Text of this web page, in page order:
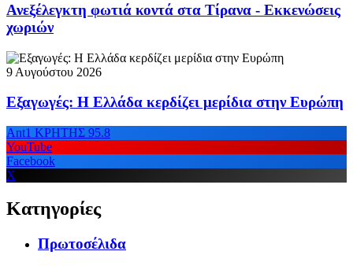
Ανεξέλεγκτη φωτιά κοντά στα Τίρανα - Εκκενώσεις
χωριών
9 Αυγούστου 2026
Εξαγωγές: Η Ελλάδα κερδίζει μερίδια στην Ευρώπη
Ant1 ΚΡΗΤΗΣ 95.8
YouTube
Facebook
X
Κατηγορίες
Πρωτοσέλιδα